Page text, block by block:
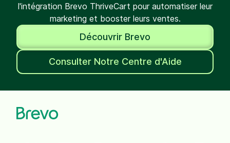
l'intégration Brevo ThriveCart pour automatiser leur
marketing et booster leurs ventes.
Découvrir Brevo
Consulter Notre Centre d'Aide